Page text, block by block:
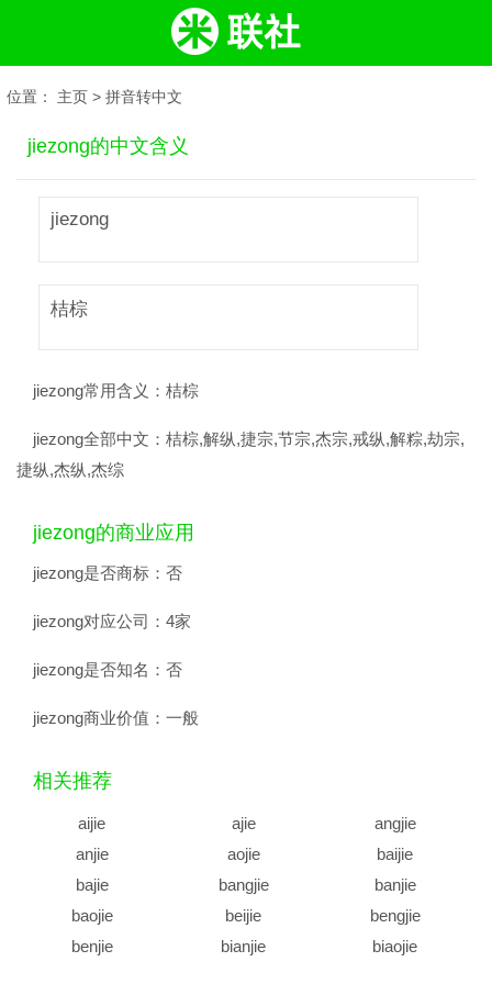
位置： 主页 > 拼音转中文
jiezong的中文含义
jiezong
桔棕
jiezong常用含义： 桔棕
jiezong全部中文： 桔棕,解纵,捷宗,节宗,杰宗,戒纵,解粽,劫宗,
捷纵,杰纵,杰综
jiezong的商业应用
jiezong是否商标： 否
jiezong对应公司： 4家
jiezong是否知名： 否
jiezong商业价值： 一般
相关推荐
aijie ajie
angjie
anjie
aojie
baijie
bajie
bangjie
banjie
baojie
beijie
bengjie
benjie
bianjie
biaojie